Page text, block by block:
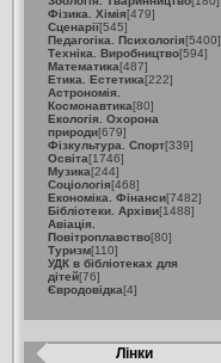
Фізика. Хімія[479]
Сценарії[545]
Педагогіка. Психологія[5400]
Техніка. Виробництво[594]
Математика[487]
Етика. Естетика[222]
Астрономія.
Космонавтика[80]
Екологія. Охорона
природи[679]
Фізкультура. Спорт[339]
Освіта[1746]
Музика[244]
Соціологія[468]
Економіка. Фінанси[7482]
Бібліотеки. Архіви[1488]
Авіація.
Повітроплавство[80]
Туризм[110]
УДК в бібліотеках для
дітей[76]
Євродовідка[4]
Лінки